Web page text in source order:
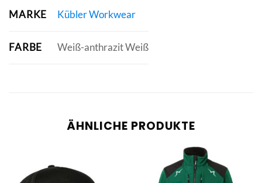
MARKE Kübler Workwear
FARBE Weiß-anthrazit Weiß
ÄHNLICHE PRODUKTE